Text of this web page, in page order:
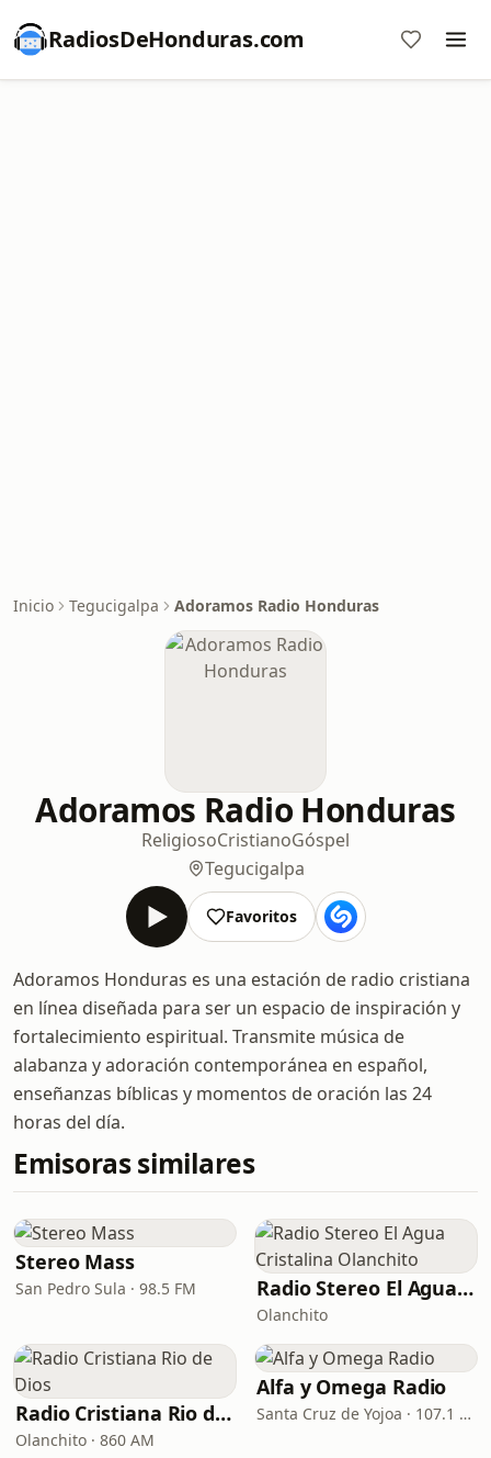
RadiosDeHonduras.com
Inicio Tegucigalpa Adoramos Radio Honduras
Adoramos Radio Honduras
ReligiosoCristianoGóspel
Tegucigalpa
Favoritos
Adoramos Honduras es una estación de radio cristiana
en línea diseñada para ser un espacio de inspiración y
fortalecimiento espiritual. Transmite música de
alabanza y adoración contemporánea en español,
enseñanzas bíblicas y momentos de oración las 24
horas del día.
Emisoras similares
Stereo Mass
San Pedro Sula · 98.5 FM Radio Stereo El Agua Cristalina Olanchito
Olanchito
Radio Cristiana Rio de Dios
Olanchito · 860 AM
Alfa y Omega Radio
Santa Cruz de Yojoa · 107.1 FM